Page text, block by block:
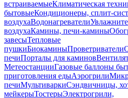
встраиваемыеКлиматическая
бытовыеКондиционеры, сплит-
воздухаВодонагреватели
воздухаКамины, печи-камины
завесыТепловые
пушкиБиокаминыПроветриватели
печиПорталы для каминов
МетеостанцииГазовые баллоны
приготовления едыАэрогрили
печиМультиваркиСэндвичницы,
мейкерыТостерыЭлектрогрили,